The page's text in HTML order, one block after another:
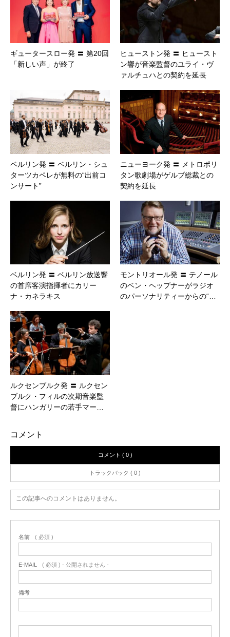
ギュータースロー発 〓 第20回
「新しい声」が終了
ヒューストン発 〓 ヒュースト
ン響が音楽監督のユライ・ヴ
ァルチュハとの契約を延長
ベルリン発 〓 ベルリン・シュ
ターツカペレが無料の“出前コ
ンサート”
ニューヨーク発 〓 メトロポリ
タン歌劇場がゲルブ総裁との
契約を延長
ベルリン発 〓 ベルリン放送響
の首席客演指揮者にカリー
ナ・カネラキス
モントリオール発 〓 テノール
のベン・ヘップナーがラジオ
のパーソナリティーからの“…
ルクセンブルク発 〓 ルクセン
ブルク・フィルの次期音楽監
督にハンガリーの若手マー…
コメント
コメント ( 0 )
トラックバック ( 0 )
この記事へのコメントはありません。
名前 ( 必須 )
E-MAIL ( 必須 ) - 公開されません -
備考